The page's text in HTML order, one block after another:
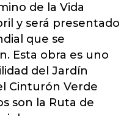
de la Vida
y será presentado
que se
Esta obra es uno
del Jardín
Cinturón Verde
son la Ruta de